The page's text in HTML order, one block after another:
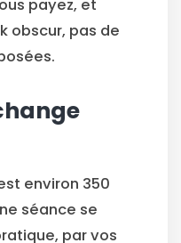
payez, et
obscur, pas de
environ 350
séance se
par vos